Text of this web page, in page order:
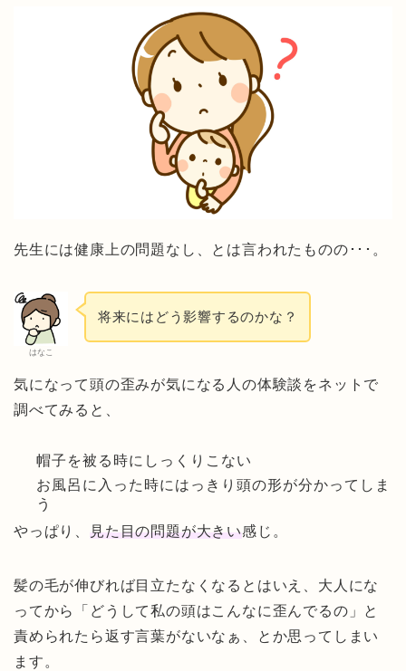
先生には健康上の問題なし、とは言われたものの･･･。
はなこ
将来にはどう影響するのかな？
気になって頭の歪みが気になる人の体験談をネットで
調べてみると、
帽子を被る時にしっくりこない
お風呂に入った時にはっきり頭の形が分かってしま
う
やっぱり、
見た目の問題が大きい感じ。
髪の毛が伸びれば目立たなくなるとはいえ、大人にな
ってから「どうして私の頭はこんなに歪んでるの」と
責められたら返す言葉がないなぁ、とか思ってしまい
ます。